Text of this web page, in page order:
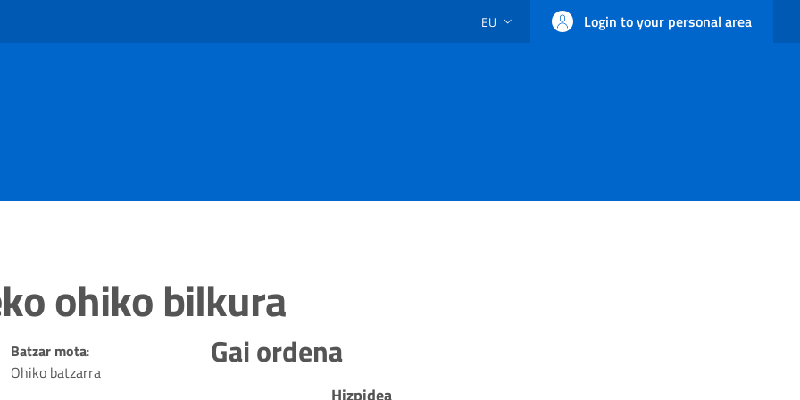
LANGUAGE SWITCHER: CURRENT LANGUAGE
EU Login to your personal area
ohiko bilkura
Batzar mota:
Ohiko batzarra
Gai ordena
Hizpidea